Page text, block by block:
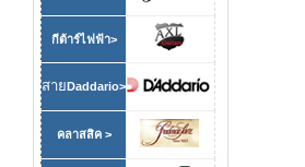
กีต้าร์ไฟฟ้า>
สายDaddario>
คลาสสิค >